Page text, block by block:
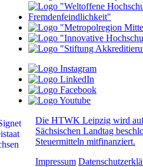
Die HTWK Leipzig wird
Sächsischen Landtag
Steuermitteln mitfinanziert.
Impressum